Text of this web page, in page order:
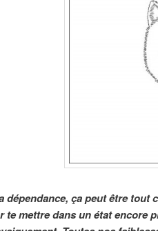
dépendance, ça peut être
te mettre dans un état encore